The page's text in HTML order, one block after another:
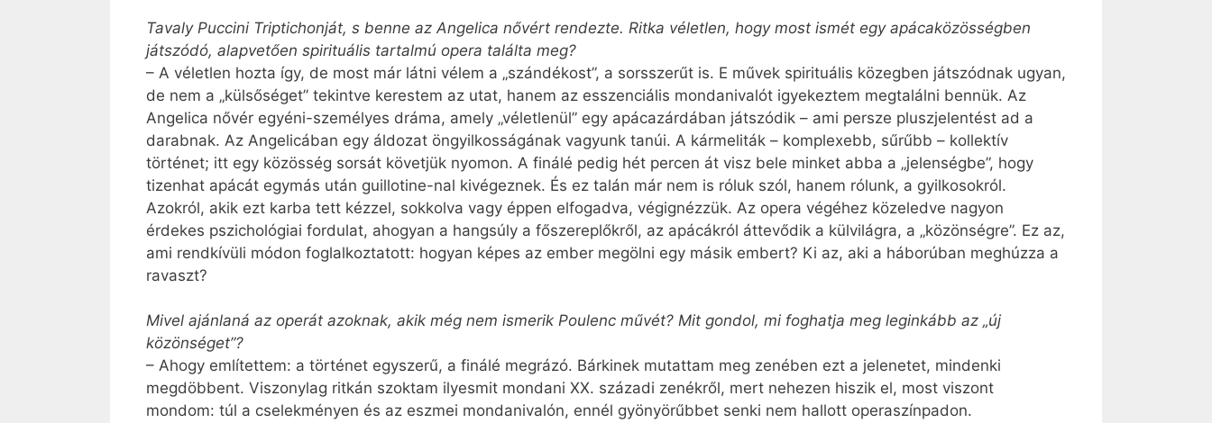
Tavaly Puccini Triptichonját, s benne az Angelica nővért rendezte. Ritka véletlen, hogy most ismét egy apácaközösségben
játszódó, alapvetően spirituális tartalmú opera találta meg?
– A véletlen hozta így, de most már látni vélem a „szándékost”, a sorsszerűt is. E művek spirituális közegben játszódnak ugyan,
de nem a „külsőséget” tekintve kerestem az utat, hanem az esszenciális mondanivalót igyekeztem megtalálni bennük. Az
Angelica nővér egyéni-személyes dráma, amely „véletlenül” egy apácazárdában játszódik – ami persze pluszjelentést ad a
darabnak. Az Angelicában egy áldozat öngyilkosságának vagyunk tanúi. A kármeliták – komplexebb, sűrűbb – kollektív
történet; itt egy közösség sorsát követjük nyomon. A finálé pedig hét percen át visz bele minket abba a „jelenségbe”, hogy
tizenhat apácát egymás után guillotine-nal kivégeznek. És ez talán már nem is róluk szól, hanem rólunk, a gyilkosokról.
Azokról, akik ezt karba tett kézzel, sokkolva vagy éppen elfogadva, végignézzük. Az opera végéhez közeledve nagyon
érdekes pszichológiai fordulat, ahogyan a hangsúly a főszereplőkről, az apácákról áttevődik a külvilágra, a „közönségre”. Ez az,
ami rendkívüli módon foglalkoztatott: hogyan képes az ember megölni egy másik embert? Ki az, aki a háborúban meghúzza a
ravaszt?
Mivel ajánlaná az operát azoknak, akik még nem ismerik Poulenc művét? Mit gondol, mi foghatja meg leginkább az „új
közönséget”?
– Ahogy említettem: a történet egyszerű, a finálé megrázó. Bárkinek mutattam meg zenében ezt a jelenetet, mindenki
megdöbbent. Viszonylag ritkán szoktam ilyesmit mondani XX. századi zenékről, mert nehezen hiszik el, most viszont
mondom: túl a cselekményen és az eszmei mondanivalón, ennél gyönyörűbbet senki nem hallott operaszínpadon.